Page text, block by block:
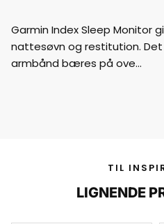
Garmin Index Sleep Monitor
nattesøvn og restitution.
armbånd bæres på ove…
TIL
LIGNENDE